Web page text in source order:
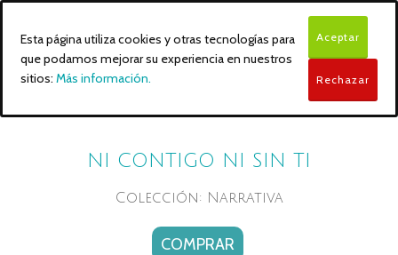
NI CONTIGO NI SIN TI
Colección: Narrativa
COMPRAR
Esta página utiliza cookies y otras tecnologías para
que podamos mejorar su experiencia en nuestros
sitios: Más información.
Aceptar
Rechazar